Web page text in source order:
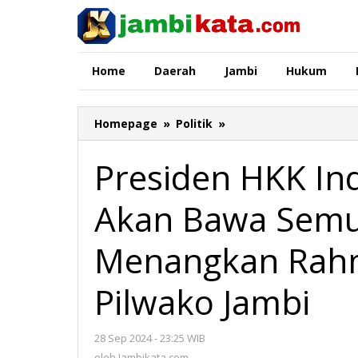
Home Daerah Jambi Hukum
Homepage » Politik »
HKK
Ramli
Thaha
Bawa
Gerbong
Untuk
Menangkan
Rahman
Presiden HKK
Akan Bawa
Menangkan
Pilwako Jambi
28 Sep 2024 - 23:25 WIB